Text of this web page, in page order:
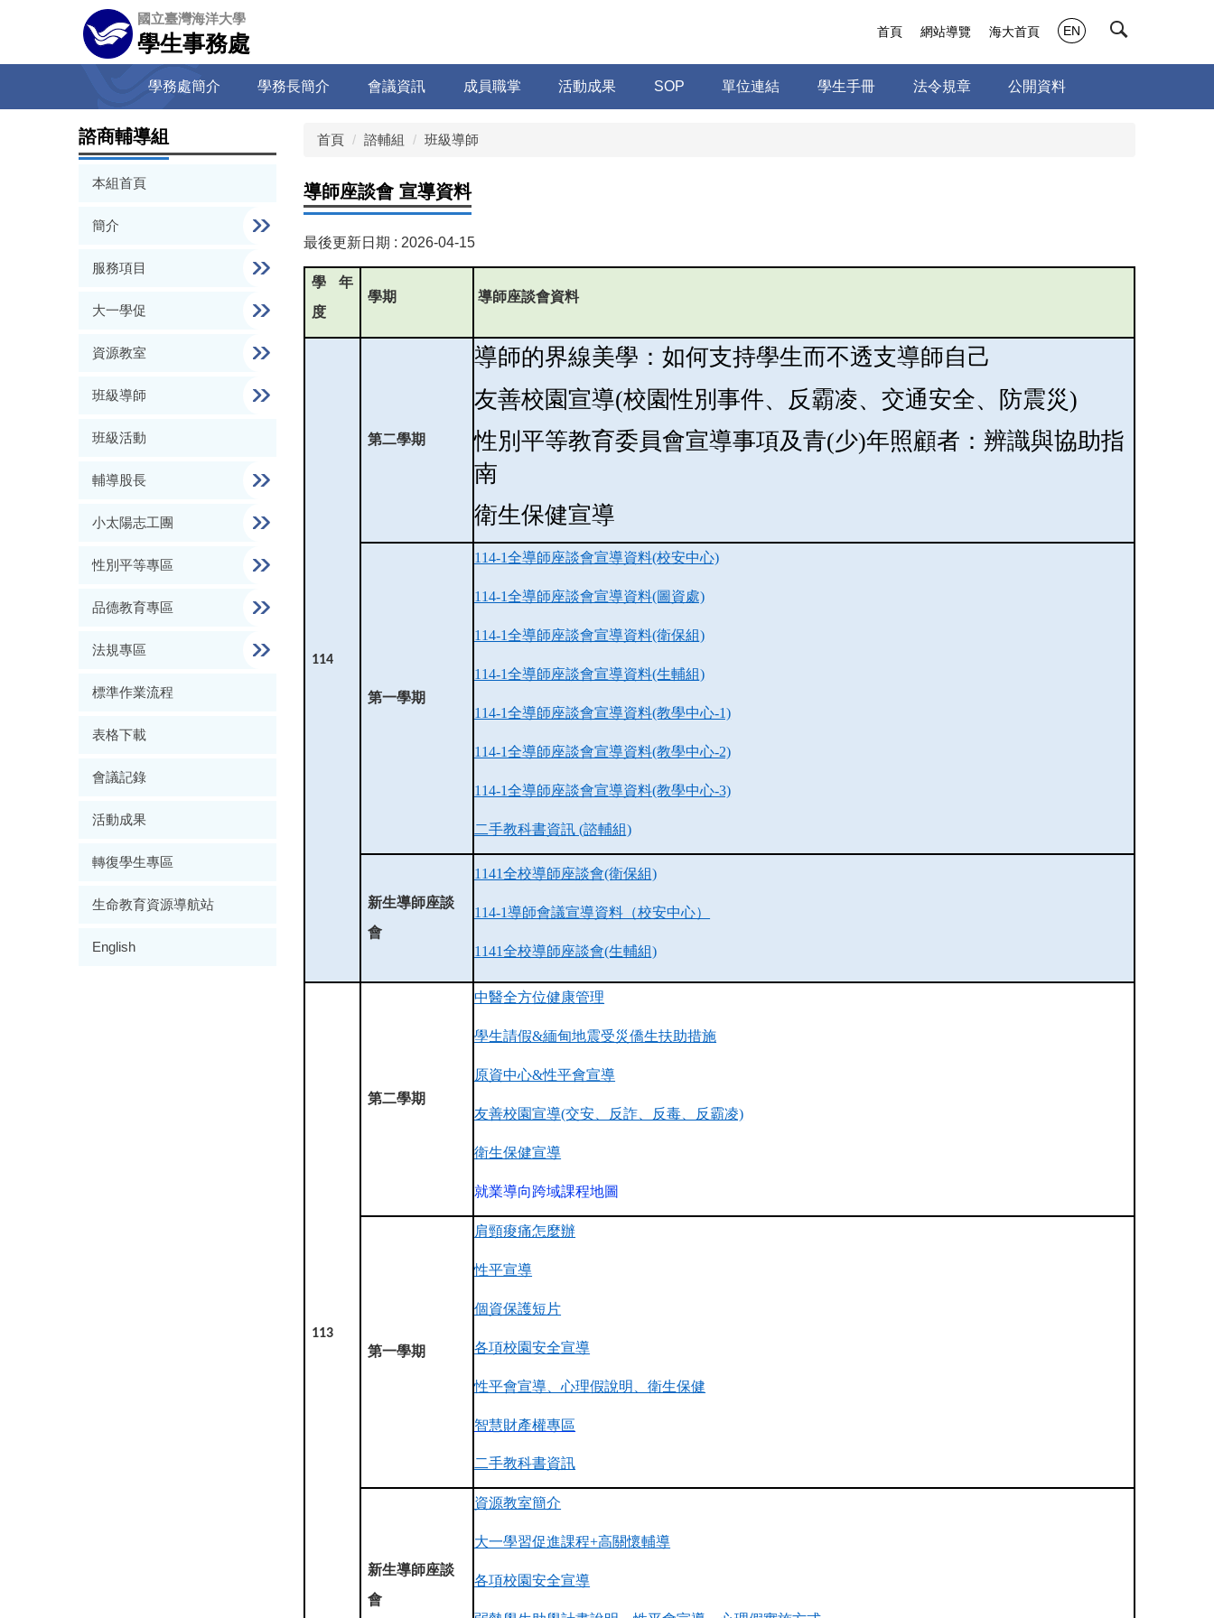
容
國立臺灣海洋大學
學生事務處
學務處簡介 學務長簡介 會議資訊 成員職掌 活動成果 SOP 單位連結 學生手冊 法令規章 公開資料
首頁 網站導覽 海大首頁 EN
諮商輔導組
本組首頁
簡介
服務項目
大一學促
資源教室
班級導師
班級活動
輔導股長
小太陽志工團
性別平等專區
品德教育專區
法規專區
標準作業流程
表格下載
會議記錄
活動成果
轉復學生專區
生命教育資源導航站
English
首頁 諮輔組 班級導師
導師座談會 宣導資料
最後更新日期 : 2026-04-15
學年
度
學期 導師座談會資料
114
第二學期
導師的界線美學：如何支持學生而不透支導師自己
友善校園宣導(校園性別事件、反霸凌、交通安全、防震災)
性別平等教育委員會宣導事項及青(少)年照顧者：辨識與協助指
南
衛生保健宣導
第一學期
114-1全導師座談會宣導資料(校安中心)
114-1全導師座談會宣導資料(圖資處)
114-1全導師座談會宣導資料(衛保組)
114-1全導師座談會宣導資料(生輔組)
114-1全導師座談會宣導資料(教學中心-1)
114-1全導師座談會宣導資料(教學中心-2)
114-1全導師座談會宣導資料(教學中心-3)
二手教科書資訊 (諮輔組)
新生導師座談
會
1141全校導師座談會(衛保組)
114-1導師會議宣導資料（校安中心）
1141全校導師座談會(生輔組)
113
第二學期
中醫全方位健康管理
學生請假&緬甸地震受災僑生扶助措施
原資中心&性平會宣導
友善校園宣導(交安、反詐、反毒、反霸凌)
衛生保健宣導
就業導向跨域課程地圖
第一學期
肩頸痠痛怎麼辦
性平宣導
個資保護短片
各項校園安全宣導
性平會宣導、心理假說明、衛生保健
智慧財產權專區
二手教科書資訊
新生導師座談
會
資源教室簡介
大一學習促進課程+高關懷輔導
各項校園安全宣導